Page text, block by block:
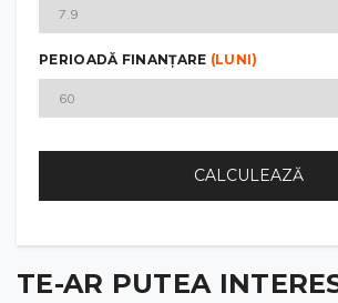
PERIOADĂ FINANȚARE (LUNI)
CALCULEAZĂ
TE-AR PUTEA